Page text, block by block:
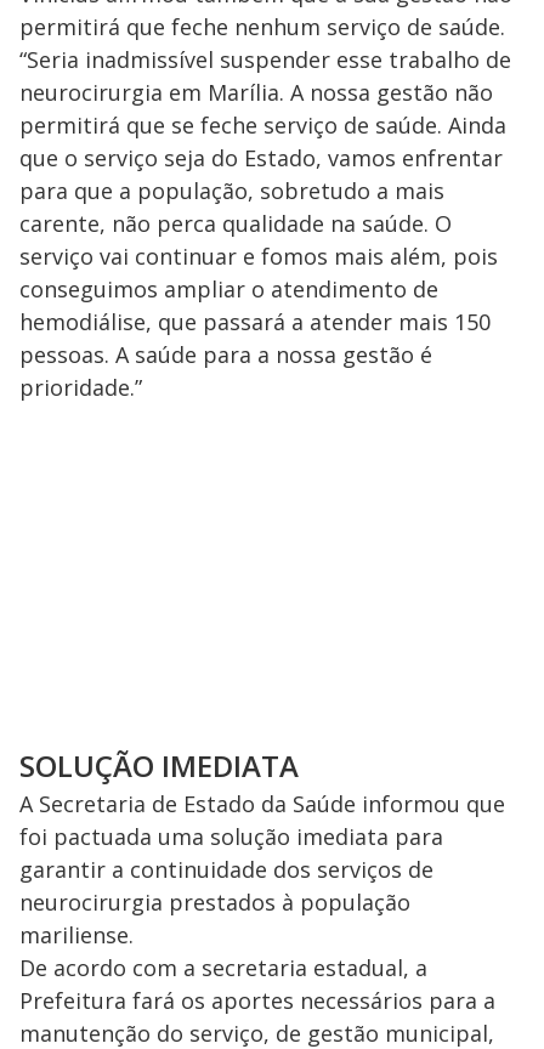
permitirá que feche nenhum serviço de saúde.
“Seria inadmissível suspender esse trabalho de
neurocirurgia em Marília. A nossa gestão não
permitirá que se feche serviço de saúde. Ainda
que o serviço seja do Estado, vamos enfrentar
para que a população, sobretudo a mais
carente, não perca qualidade na saúde. O
serviço vai continuar e fomos mais além, pois
conseguimos ampliar o atendimento de
hemodiálise, que passará a atender mais 150
pessoas. A saúde para a nossa gestão é
prioridade.”
SOLUÇÃO IMEDIATA
A Secretaria de Estado da Saúde informou que
foi pactuada uma solução imediata para
garantir a continuidade dos serviços de
neurocirurgia prestados à população
mariliense.
De acordo com a secretaria estadual, a
Prefeitura fará os aportes necessários para a
manutenção do serviço, de gestão municipal,